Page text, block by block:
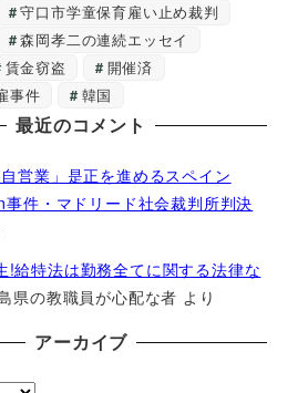
守口市学童保育雇い止め裁判
森岡孝二の連続エッセイ
賃金窃盗
開催済
事件
韓国
最近のコメント
営業」是正を進めるスペイン
事件・マドリード社会裁判所判決
!給特法は勤務全てに関する法律な
県の教職員が心配な者 より
アーカイブ